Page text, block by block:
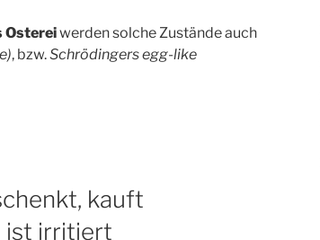
Ostereiwerden solche Zustände auch
, bzw.Schrödingers egg-like
kauft
ist irritiert